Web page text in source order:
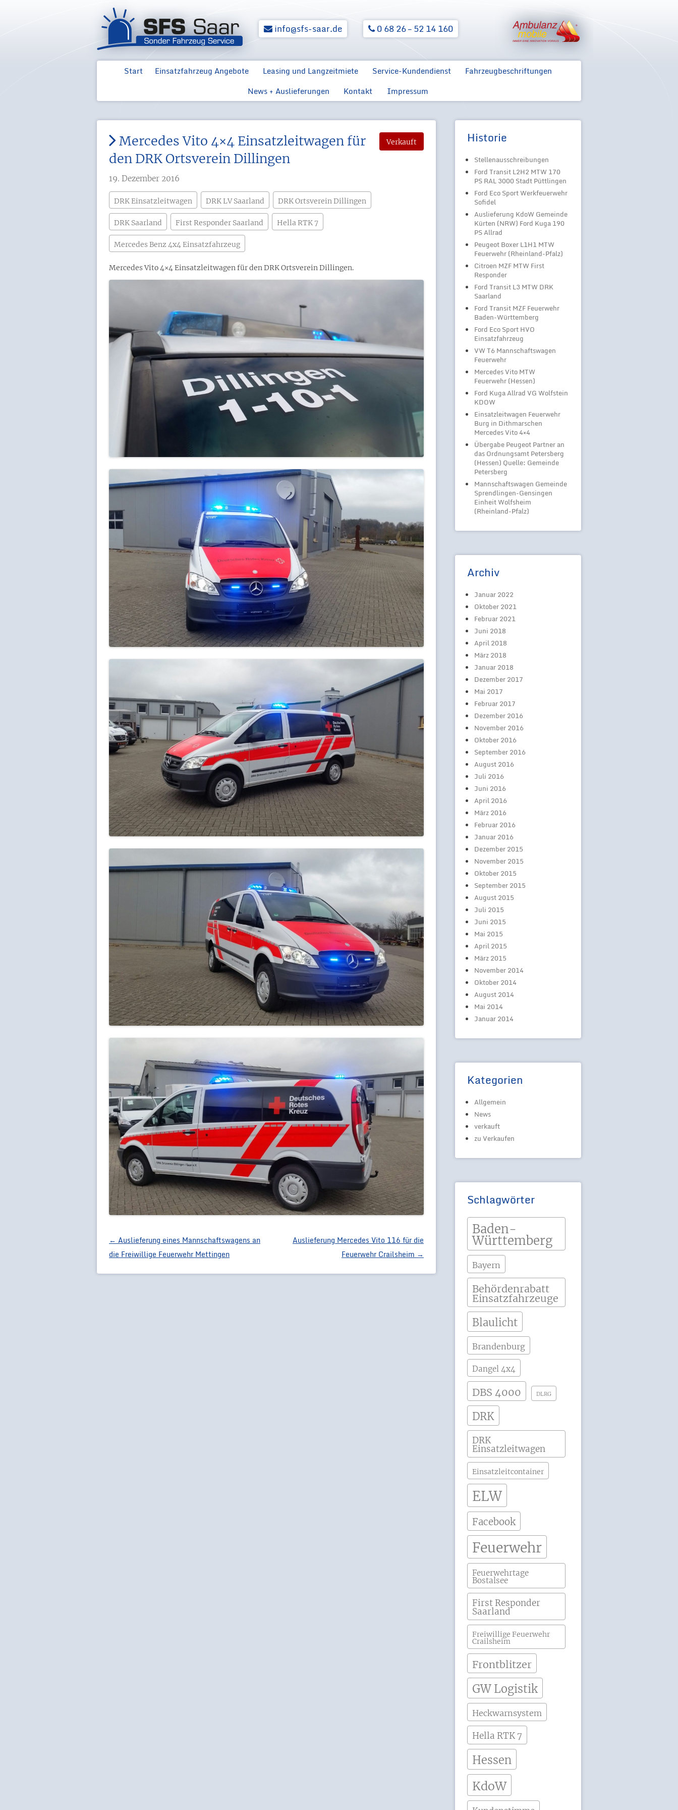
info@sfs-saar.de 0 68 26 – 52 14 160
Start Einsatzfahrzeug Angebote
Ford Fahrzeuge
Hilfsorganisationen
Ford Mannschaftswagen
Ford Transit 170 PS L2H2
MTW Feuerwehr
Ford Transit MTW
Feuerwehr L2H2 130 PS
Feuerwehr
Leasing und Langzeitmiete Service-Kundendienst
Rückrüstung von
Einsatzfahrzeugen
Fahrzeugbeschriftungen
News + Auslieferungen
Kontakt Impressum
Verkauft
Mercedes Vito 4×4 Einsatzleitwagen für
den DRK Ortsverein Dillingen
19. Dezember 2016
DRK Einsatzleitwagen DRK LV Saarland DRK Ortsverein Dillingen
DRK Saarland First Responder Saarland Hella RTK 7
Mercedes Benz 4x4 Einsatzfahrzeug
Mercedes Vito 4×4 Einsatzleitwagen für den DRK Ortsverein Dillingen.
Artikel-Navigation
← Auslieferung eines Mannschaftswagens an
die Freiwillige Feuerwehr Mettingen
Auslieferung Mercedes Vito 116 für die
Feuerwehr Crailsheim →
Historie
Stellenausschreibungen
Ford Transit L2H2 MTW 170
PS RAL 3000 Stadt Püttlingen
Ford Eco Sport Werkfeuerwehr
Sofidel
Auslieferung KdoW Gemeinde
Kürten (NRW) Ford Kuga 190
PS Allrad
Peugeot Boxer L1H1 MTW
Feuerwehr (Rheinland-Pfalz)
Citroen MZF MTW First
Responder
Ford Transit L3 MTW DRK
Saarland
Ford Transit MZF Feuerwehr
Baden-Württemberg
Ford Eco Sport HVO
Einsatzfahrzeug
VW T6 Mannschaftswagen
Feuerwehr
Mercedes Vito MTW
Feuerwehr (Hessen)
Ford Kuga Allrad VG Wolfstein
KDOW
Einsatzleitwagen Feuerwehr
Burg in Dithmarschen
Mercedes Vito 4×4
Übergabe Peugeot Partner an
das Ordnungsamt Petersberg
(Hessen) Quelle: Gemeinde
Petersberg
Mannschaftswagen Gemeinde
Sprendlingen-Gensingen
Einheit Wolfsheim
(Rheinland-Pfalz)
Archiv
Januar 2022
Oktober 2021
Februar 2021
Juni 2018
April 2018
März 2018
Januar 2018
Dezember 2017
Mai 2017
Februar 2017
Dezember 2016
November 2016
Oktober 2016
September 2016
August 2016
Juli 2016
Juni 2016
April 2016
März 2016
Februar 2016
Januar 2016
Dezember 2015
November 2015
Oktober 2015
September 2015
August 2015
Juli 2015
Juni 2015
Mai 2015
April 2015
März 2015
November 2014
Oktober 2014
August 2014
Mai 2014
Januar 2014
Kategorien
Allgemein
News
verkauft
zu Verkaufen
Schlagwörter
Baden-
Württemberg
Bayern
Behördenrabatt
Einsatzfahrzeuge
Blaulicht
Brandenburg
Dangel 4x4
DBS 4000 DLRG
DRK
DRK
Einsatzleitwagen
Einsatzleitcontainer
ELW
Facebook
Feuerwehr
Feuerwehrtage
Bostalsee
First Responder
Saarland
Freiwillige Feuerwehr
Crailsheim
Frontblitzer
GW Logistik
Heckwarnsystem
Hella RTK 7
Hessen
KdoW